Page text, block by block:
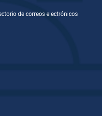
de correos electrónicos